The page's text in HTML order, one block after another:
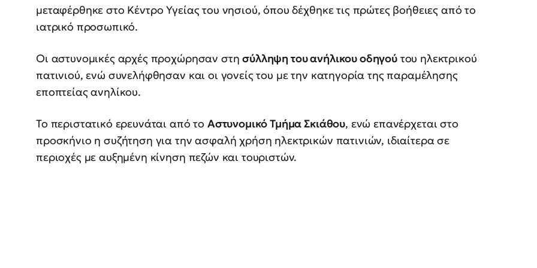
μεταφέρθηκε στο Κέντρο Υγείας του νησιού, όπου δέχθηκε τις πρώτες βοήθειες από το
ιατρικό προσωπικό.
Οι αστυνομικές αρχές προχώρησαν στησύλληψη του ανήλικου οδηγούτου ηλεκτρικού
πατινιού, ενώ συνελήφθησαν και οι γονείς του με την κατηγορία της παραμέλησης
εποπτείας ανηλίκου.
Το περιστατικό ερευνάται από το Αστυνομικό Τμήμα Σκιάθου, ενώ επανέρχεται στο
προσκήνιο η συζήτηση για την ασφαλή χρήση ηλεκτρικών πατινιών, ιδιαίτερα σε
περιοχές με αυξημένη κίνηση πεζών και τουριστών.